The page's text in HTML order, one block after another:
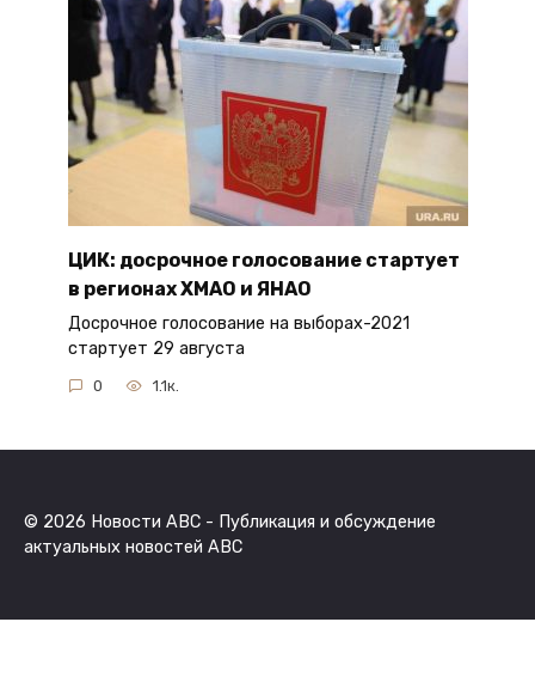
ЦИК: досрочное голосование стартует
в регионах ХМАО и ЯНАО
Досрочное голосование на выборах-2021
стартует 29 августа
0 1.1к.
© 2026 Новости ABC - Публикация и обсуждение
актуальных новостей ABC